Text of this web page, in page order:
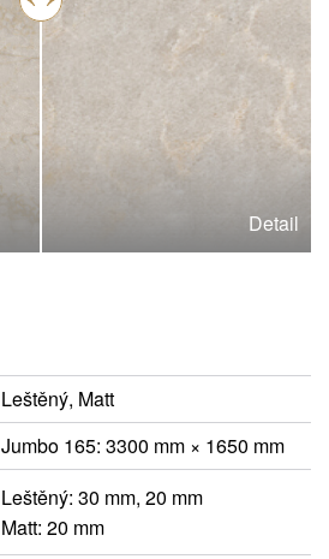
Detail
Leštěný, Matt
Jumbo 165: 3300 mm × 1650 mm
Leštěný: 30 mm, 20 mm
Matt: 20 mm